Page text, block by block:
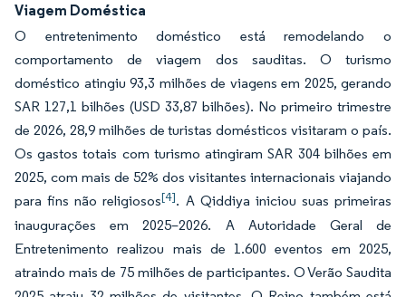
Viagem Doméstica
O entretenimento doméstico está remodelando o
comportamento de viagem dos sauditas. O turismo
doméstico atingiu 93,3 milhões de viagens em 2025, gerando
SAR 127,1 bilhões (USD 33,87 bilhões). No primeiro trimestre
de 2026, 28,9 milhões de turistas domésticos visitaram o país.
Os gastos totais com turismo atingiram SAR 304 bilhões em
2025, com mais de 52% dos visitantes internacionais viajando
para fins não religiosos[4]. A Qiddiya iniciou suas primeiras
inaugurações em 2025–2026. A Autoridade Geral de
Entretenimento realizou mais de 1.600 eventos em 2025,
atraindo mais de 75 milhões de participantes. O Verão Saudita